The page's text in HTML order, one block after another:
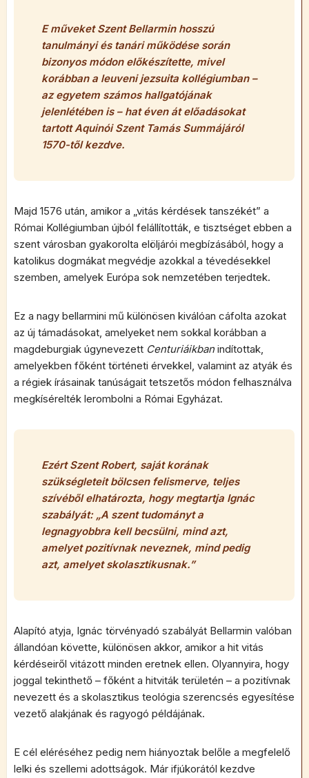
E műveket Szent Bellarmin hosszú
tanulmányi és tanári működése során
bizonyos módon előkészítette, mivel
korábban a leuveni jezsuita kollégiumban –
az egyetem számos hallgatójának
jelenlétében is – hat éven át előadásokat
tartott Aquinói Szent Tamás Summájáról
1570-től kezdve.
Majd 1576 után, amikor a „vitás kérdések tanszékét” a
Római Kollégiumban újból felállították, e tisztséget ebben a
szent városban gyakorolta elöljárói megbízásából, hogy a
katolikus dogmákat megvédje azokkal a tévedésekkel
szemben, amelyek Európa sok nemzetében terjedtek.
Ez a nagy bellarmini mű különösen kiválóan cáfolta azokat
az új támadásokat, amelyeket nem sokkal korábban a
magdeburgiak úgynevezett Centuriáikbanindítottak,
amelyekben főként történeti érvekkel, valamint az atyák és
a régiek írásainak tanúságait tetszetős módon felhasználva
megkísérelték lerombolni a Római Egyházat.
Ezért Szent Robert, saját korának
szükségleteit bölcsen felismerve, teljes
szívéből elhatározta, hogy megtartja Ignác
szabályát: „A szent tudományt a
legnagyobbra kell becsülni, mind azt,
amelyet pozitívnak neveznek, mind pedig
azt, amelyet skolasztikusnak.”
Alapító atyja, Ignác törvényadó szabályát Bellarmin valóban
állandóan követte, különösen akkor, amikor a hit vitás
kérdéseiről vitázott minden eretnek ellen. Olyannyira, hogy
joggal tekinthető – főként a hitviták területén – a pozitívnak
nevezett és a skolasztikus teológia szerencsés egyesítése
vezető alakjának és ragyogó példájának.
E cél eléréséhez pedig nem hiányoztak belőle a megfelelő
lelki és szellemi adottságok. Már ifjúkorától kezdve